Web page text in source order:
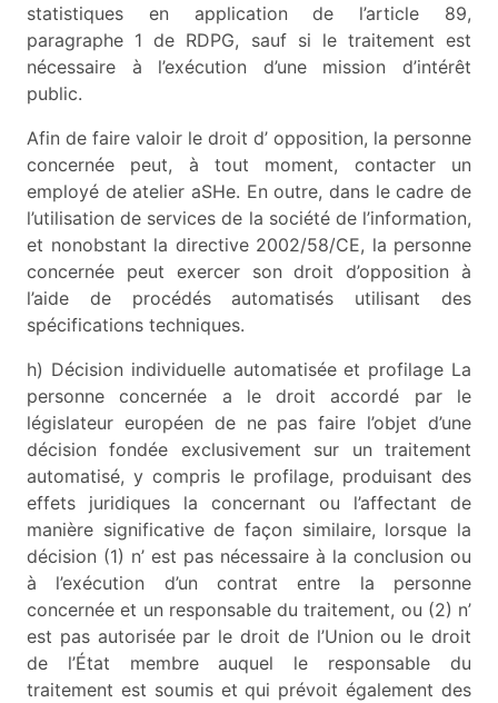
statistiques en application de l’article 89,
paragraphe 1 de RDPG, sauf si le traitement est
nécessaire à l’exécution d’une mission d’intérêt
public.
Afin de faire valoir le droit d’ opposition, la personne
concernée peut, à tout moment, contacter un
employé de atelier aSHe. En outre, dans le cadre de
l’utilisation de services de la société de l’information,
et nonobstant la directive 2002/58/CE, la personne
concernée peut exercer son droit d’opposition à
l’aide de procédés automatisés utilisant des
spécifications techniques.
h) Décision individuelle automatisée et profilage La
personne concernée a le droit accordé par le
législateur européen de ne pas faire l’objet d’une
décision fondée exclusivement sur un traitement
automatisé, y compris le profilage, produisant des
effets juridiques la concernant ou l’affectant de
manière significative de façon similaire, lorsque la
décision (1) n’ est pas nécessaire à la conclusion ou
à l’exécution d’un contrat entre la personne
concernée et un responsable du traitement, ou (2) n’
est pas autorisée par le droit de l’Union ou le droit
de l’État membre auquel le responsable du
traitement est soumis et qui prévoit également des